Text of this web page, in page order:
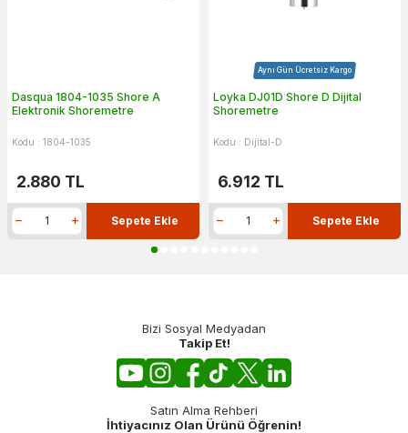
Dasqua 1804-1035 Shore A
Elektronik Shoremetre
Kodu : 1804-1035
2.880 TL
Sepete Ekle
Aynı Gün Ücretsiz Kargo
Loyka DJ01D Shore D Dijital
Shoremetre
Kodu : Dijital-D
6.912 TL
Sepete Ekle
Bizi Sosyal Medyadan
Takip Et!
Satın Alma Rehberi
İhtiyacınız Olan Ürünü Öğrenin!